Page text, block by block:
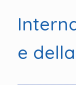
e